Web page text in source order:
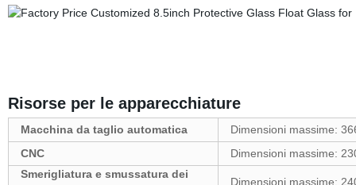
Risorse per le apparecchiature
Macchina da taglio automatica
Dimensioni massime:
CNC
Dimensioni massime:
Smerigliatura e smussatura dei
Dimensioni massime: